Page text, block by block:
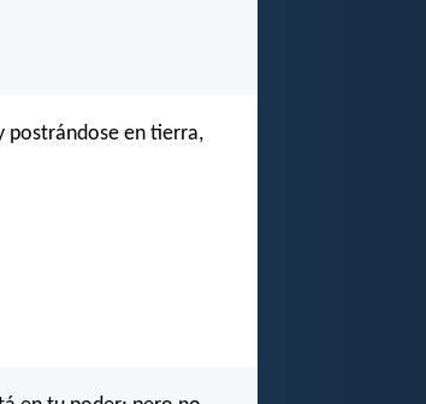
postrándose en tierra,